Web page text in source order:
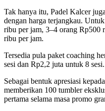
Tak hanya itu, Padel Kalcer
dengan harga terjangkau.
ribu per jam, 3–4 orang Rp500
ribu per jam.
Tersedia pula paket coaching
sesi dan Rp2,2 juta untuk 8 sesi.
Sebagai bentuk apresiasi
memberikan 100 tumbler
pertama selama masa promo